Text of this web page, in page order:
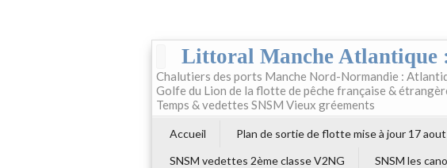
Littoral Manche Atlantique
Chalutiers des ports Manche Nord-Normandie :
Golfe du Lion de la flotte de pêche française &
Temps & vedettes SNSM Vieux gréements
Accueil Plan de sortie de flotte mise à jour 17
SNSM vedettes 2ème classe V2NG
SNSM les